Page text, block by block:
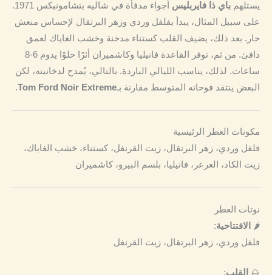
يستلهم باي ذا فايربليس
أجواء مدفأة في شاليه بتشامونيكس 1971.
على سبيل المثال، يبدأ بفلفل وردي وزهر البرتقال لإحساس منعش
حار. بعد ذلك، يضيف القلب كستناء مدخنة وخشب الغاياك لعمق
دافئ. من ثم، توفر القاعدة فانيليا وكاشميران أثرًا حلوًا يدوم 6-8
ساعات. لذلك، يناسب الليالي الباردة. بالتالي، يُمدح لدخانيته، لكن
البعض ينتقد فوحانه المتوسط مقارنة بـTom Ford Noir Extreme
.
مكونات العطر الرئيسية
فلفل وردي، زهر البرتقال، زيت القرنفل، كستناء، خشب الغاياك،
زيت الكاد، العرعر، فانيليا، بلسم البيرو، كاشميران
نوتات العطر
🌶️
الافتتاحية:
فلفل وردي، زهر البرتقال، زيت القرنفل
🌰 القلب: